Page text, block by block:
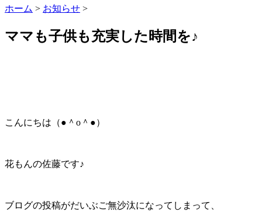
ホーム > お知らせ >
ママも子供も充実した時間を♪
こんにちは（●＾o＾●）
花もんの佐藤です♪
ブログの投稿がだいぶご無沙汰になってしまって、